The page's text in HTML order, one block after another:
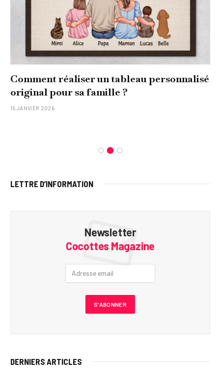
Comment réaliser un tableau personnalisé
original pour sa famille ?
15 JANVIER 2026
LETTRE D’INFORMATION
Newsletter
Cocottes Magazine
DERNIERS ARTICLES